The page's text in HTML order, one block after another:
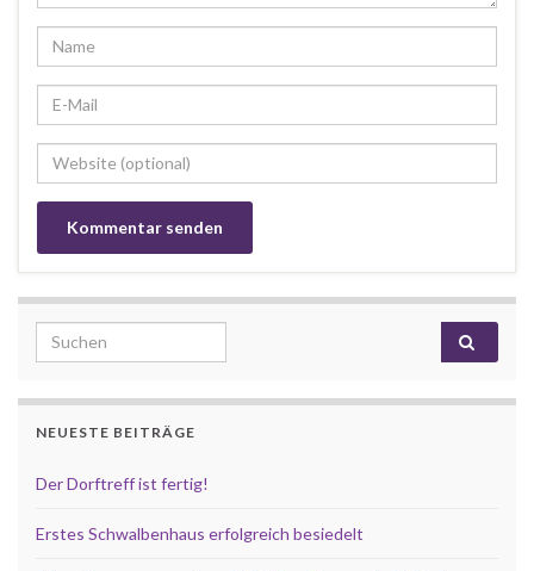
Search for:
NEUESTE BEITRÄGE
Der Dorftreff ist fertig!
Erstes Schwalbenhaus erfolgreich besiedelt